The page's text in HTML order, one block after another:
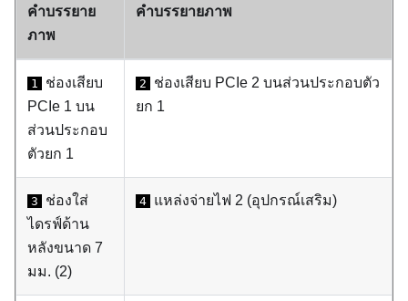
คำบรรยาย
ภาพ
คำบรรยายภาพ
1
ช่องเสียบ
PCIe 1 บน
ส่วนประกอบ
ตัวยก 1
2
ช่องเสียบ PCIe 2 บนส่วนประกอบตัว
ยก 1
3
ช่องใส่
ไดรฟ์ด้าน
หลังขนาด 7
มม. (2)
4 แหล่งจ่ายไฟ 2 (อุปกรณ์เสริม)